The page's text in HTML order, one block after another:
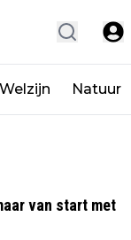
Natuur
van start met